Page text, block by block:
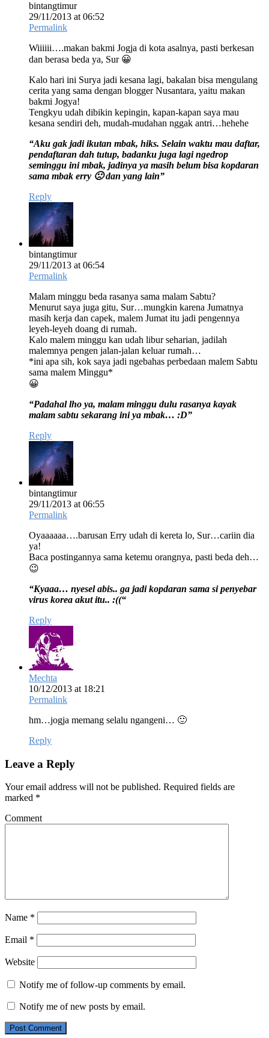
bintangtimur
29/11/2013 at 06:52
Permalink
Wiiiiii….makan bakmi Jogja di kota asalnya, pasti berkesan
dan berasa beda ya, Sur 😀
Kalo hari ini Surya jadi kesana lagi, bakalan bisa mengulang
cerita yang sama dengan blogger Nusantara, yaitu makan
bakmi Jogya!
Tengkyu udah dibikin kepingin, kapan-kapan saya mau
kesana sendiri deh, mudah-mudahan nggak antri…hehehe
“Aku gak jadi ikutan mbak, hiks. Selain waktu mau daftar,
pendaftaran dah tutup, badanku juga lagi ngedrop
seminggu ini mbak, jadinya ya masih belum bisa kopdaran
sama mbak erry 🙁 dan yang lain”
Reply
bintangtimur
29/11/2013 at 06:54
Permalink
Malam minggu beda rasanya sama malam Sabtu?
Menurut saya juga gitu, Sur…mungkin karena Jumatnya
masih kerja dan capek, malem Jumat itu jadi pengennya
leyeh-leyeh doang di rumah.
Kalo malem minggu kan udah libur seharian, jadilah
malemnya pengen jalan-jalan keluar rumah…
*ini apa sih, kok saya jadi ngebahas perbedaan malem Sabtu
sama malem Minggu*
😀
“Padahal lho ya, malam minggu dulu rasanya kayak
malam sabtu sekarang ini ya mbak… :D”
Reply
bintangtimur
29/11/2013 at 06:55
Permalink
Oyaaaaaa….barusan Erry udah di kereta lo, Sur…cariin dia
ya!
Baca postingannya sama ketemu orangnya, pasti beda deh…
😉
“Kyaaa… nyesel abis.. ga jadi kopdaran sama si penyebar
virus korea akut itu.. :((“
Reply
Mechta
10/12/2013 at 18:21
Permalink
hm…jogja memang selalu ngangeni… 🙂
Reply
Leave a Reply
Your email address will not be published. Required fields are
marked *
Comment
Name *
Email *
Website
Notify me of follow-up comments by email.
Notify me of new posts by email.